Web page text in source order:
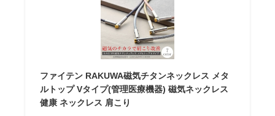
ファイテン RAKUWA磁気チタンネックレス メタ
ルトップ Vタイプ(管理医療機器) 磁気ネックレス
健康 ネックレス 肩こり